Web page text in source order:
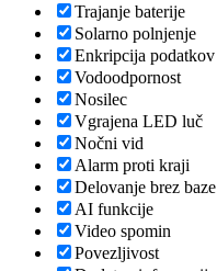
Trajanje baterije
Solarno polnjenje
Enkripcija podatkov
Vodoodpornost
Nosilec
Vgrajena LED luč
Nočni vid
Alarm proti kraji
Delovanje brez baze
AI funkcije
Video spomin
Povezljivost